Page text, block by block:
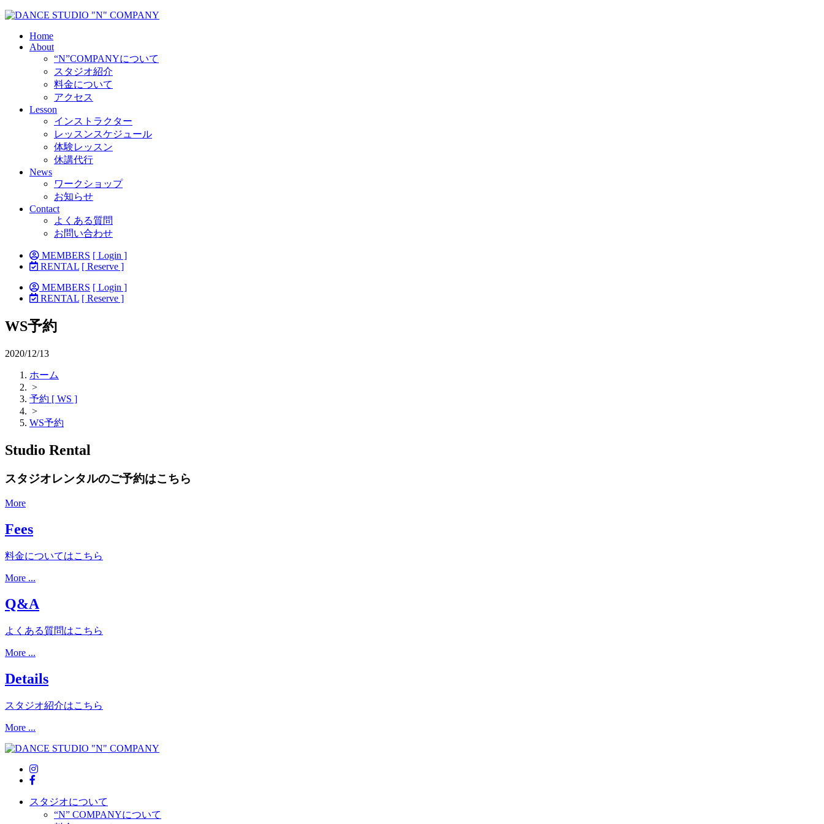
Home
About
“N”COMPANYについて
スタジオ紹介
料金について
アクセス
Lesson
インストラクター
レッスンスケジュール
体験レッスン
休講代行
News
ワークショップ
お知らせ
Contact
よくある質問
お問い合わせ
MEMBERS [ Login ]
RENTAL [ Reserve ]
MEMBERS [ Login ]
RENTAL [ Reserve ]
WS予約
2020/12/13
ホーム
>
予約 [ WS ]
>
WS予約
Studio Rental
スタジオレンタルのご予約はこちら
More
Fees
料金についてはこちら
More ...
Q&A
よくある質問はこちら
More ...
Details
スタジオ紹介はこちら
More ...
スタジオについて
“N” COMPANYについて